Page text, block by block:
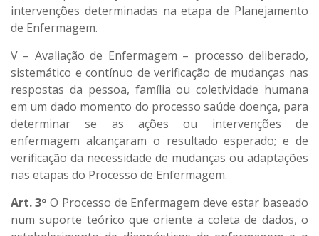
intervenções determinadas na etapa de Planejamento
de Enfermagem.
V – Avaliação de Enfermagem – processo deliberado,
sistemático e contínuo de verificação de mudanças nas
respostas da pessoa, família ou coletividade humana
em um dado momento do processo saúde doença, para
determinar se as ações ou intervenções de
enfermagem alcançaram o resultado esperado; e de
verificação da necessidade de mudanças ou adaptações
nas etapas do Processo de Enfermagem.
Art. 3º O Processo de Enfermagem deve estar baseado
num suporte teórico que oriente a coleta de dados, o